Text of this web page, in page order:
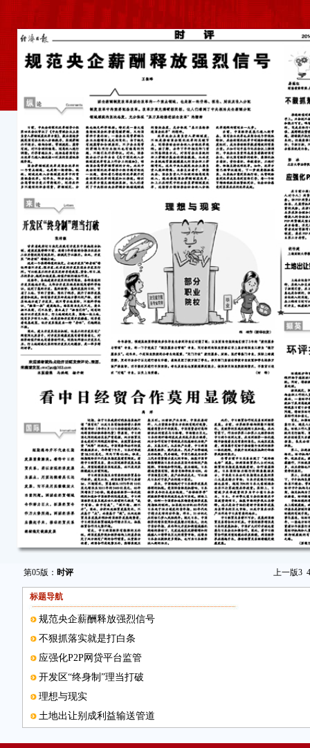
第05版： 时评 上一版3 4
标题导航
规范央企薪酬释放强烈信号
不狠抓落实就是打白条
应强化P2P网贷平台监管
开发区“终身制”理当打破
理想与现实
土地出让别成利益输送管道